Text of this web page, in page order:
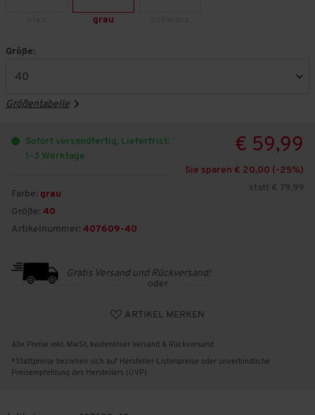
grau
Größe:
Größentabelle
Sofort versandfertig, Lieferfrist:
1-3 Werktage
Farbe: grau
Größe: 40
Artikelnummer: 407609-40
€ 59,99
Sie sparen € 20,00 (-25%)
statt € 79,99
Gratis Versand und Rückversand!
oder
ARTIKEL MERKEN
Alle Preise inkl. MwSt, kostenloser Versand & Rückversand
*Stattpreise beziehen sich auf Hersteller-Listenpreise oder unverbindliche
Preisempfehlung des Herstellers (UVP)